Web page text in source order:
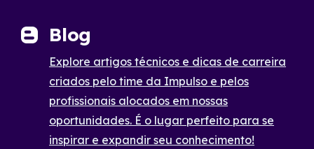
Blog
Explore artigos técnicos e dicas de carreira
criados pelo time da Impulso e pelos
profissionais alocados em nossas
oportunidades. É o lugar perfeito para se
inspirar e expandir seu conhecimento!